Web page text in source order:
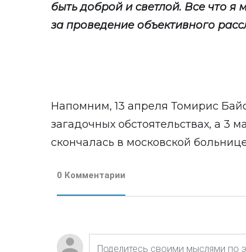
быть доброй и светлой. Все что я
за проведение объективного
Напомним, 13 апреля Томирис
загадочных обстоятельствах, а 3
скончалась в московской
0 Комментарии